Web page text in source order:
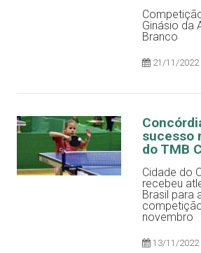
Ginásio da
Branco
21/11/2022
sucesso
do TMB
Cidade do
recebeu
Brasil para
novembro
13/11/2022